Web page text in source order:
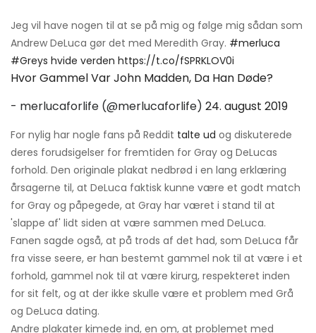
Jeg vil have nogen til at se på mig og følge mig sådan som
Andrew DeLuca gør det med Meredith Gray. #merluca
#Greys hvide verden https://t.co/fSPRKLOV0i
Hvor Gammel Var John Madden, Da Han Døde?
- merlucaforlife (@merlucaforlife) 24. august 2019
For nylig har nogle fans på Reddit talte ud og diskuterede
deres forudsigelser for fremtiden for Gray og DeLucas
forhold. Den originale plakat nedbrød i en lang erklæring
årsagerne til, at DeLuca faktisk kunne være et godt match
for Gray og påpegede, at Gray har været i stand til at
'slappe af' lidt siden at være sammen med DeLuca.
Fanen sagde også, at på trods af det had, som DeLuca får
fra visse seere, er han bestemt gammel nok til at være i et
forhold, gammel nok til at være kirurg, respekteret inden
for sit felt, og at der ikke skulle være et problem med Grå
og DeLuca dating.
Andre plakater kimede ind, en om, at problemet med